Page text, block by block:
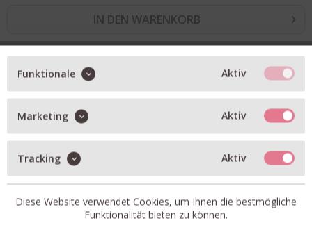
IN DEN WARENKORB
BESCHREIBUNG
Rossana Diva Schleifen-Stehkragen Bluse in kariert
oversized Schnitt
leichte Flanell Qualität
abgerundeter Saumabschluss
Artikel-Nr.:
52020-520-170-15
Funktionale Aktiv
Marketing Aktiv
Tracking Aktiv
Diese Website verwendet Cookies, um Ihnen die bestmögliche
Funktionalität bieten zu können.